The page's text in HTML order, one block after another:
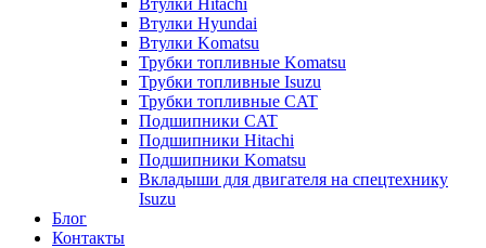
Втулки Hitachi
Втулки Hyundai
Втулки Komatsu
Трубки топливные Komatsu
Трубки топливные Isuzu
Трубки топливные CAT
Подшипники CAT
Подшипники Hitachi
Подшипники Komatsu
Вкладыши для двигателя на спецтехнику
Isuzu
Блог
Контакты